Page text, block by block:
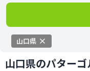
山口県
山口県のパター